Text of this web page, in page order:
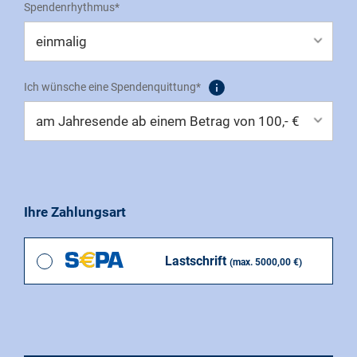
Spendenrhythmus*
Ich wünsche eine Spendenquittung*
Ihre Zahlungsart
Lastschrift (max. 5000,00 €)